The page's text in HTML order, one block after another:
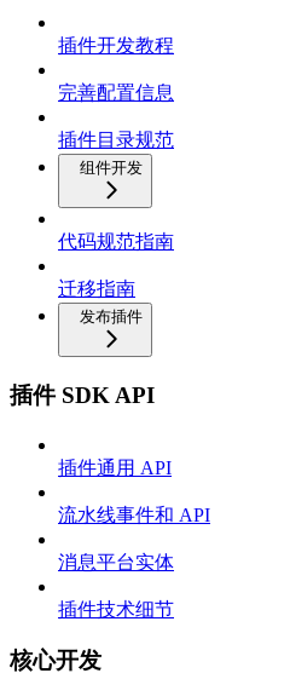
插件开发教程
完善配置信息
插件目录规范
组件开发
代码规范指南
迁移指南
发布插件
插件 SDK API
插件通用 API
流水线事件和 API
消息平台实体
插件技术细节
核心开发